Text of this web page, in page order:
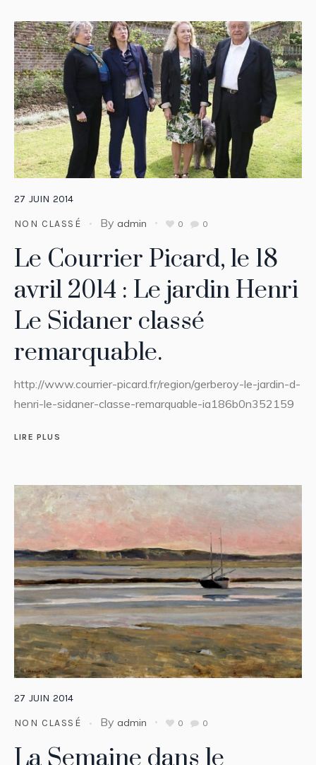
27 JUIN 2014
NON CLASSÉ By admin 0 0
Le Courrier Picard, le 18
avril 2014 : Le jardin Henri
Le Sidaner classé
remarquable.
http://www.courrier-picard.fr/region/gerberoy-le-jardin-d-
henri-le-sidaner-classe-remarquable-ia186b0n352159
LIRE PLUS
27 JUIN 2014
NON CLASSÉ By admin 0 0